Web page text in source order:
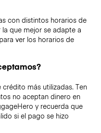
con distintos horarios de
que mejor se adapte a
ver los horarios de
más utilizadas. Ten
no aceptan dinero en
y recuerda que
si el pago se hizo